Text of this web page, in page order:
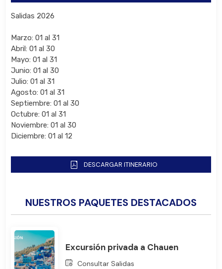
Salidas 2026
Marzo: 01 al 31
Abril: 01 al 30
Mayo: 01 al 31
Junio: 01 al 30
Julio: 01 al 31
Agosto: 01 al 31
Septiembre: 01 al 30
Octubre: 01 al 31
Noviembre: 01 al 30
Diciembre: 01 al 12
DESCARGAR ITINERARIO
NUESTROS PAQUETES DESTACADOS
Excursión privada a Chauen
Consultar Salidas